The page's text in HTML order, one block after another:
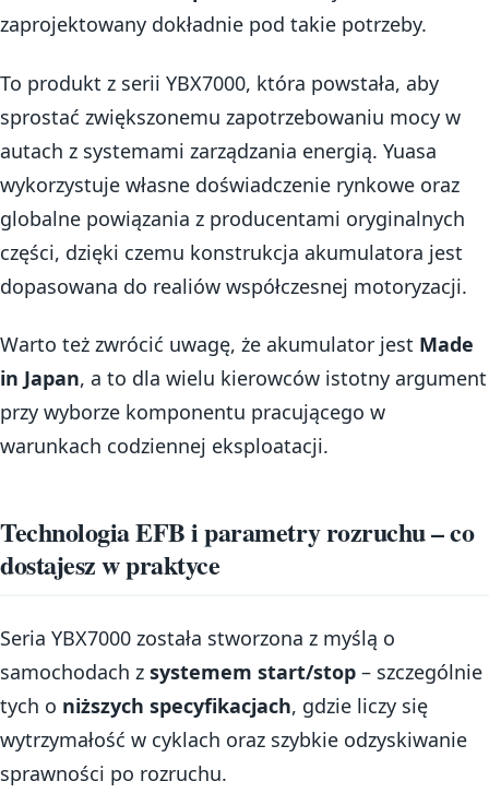
zaprojektowany dokładnie pod takie potrzeby.
To produkt z serii YBX7000, która powstała, aby
sprostać zwiększonemu zapotrzebowaniu mocy w
autach z systemami zarządzania energią. Yuasa
wykorzystuje własne doświadczenie rynkowe oraz
globalne powiązania z producentami oryginalnych
części, dzięki czemu konstrukcja akumulatora jest
dopasowana do realiów współczesnej motoryzacji.
Warto też zwrócić uwagę, że akumulator jest Made
in Japan, a to dla wielu kierowców istotny argument
przy wyborze komponentu pracującego w
warunkach codziennej eksploatacji.
Technologia EFB i parametry rozruchu – co
dostajesz w praktyce
Seria YBX7000 została stworzona z myślą o
samochodach z systemem start/stop – szczególnie
tych o niższych specyfikacjach, gdzie liczy się
wytrzymałość w cyklach oraz szybkie odzyskiwanie
sprawności po rozruchu.